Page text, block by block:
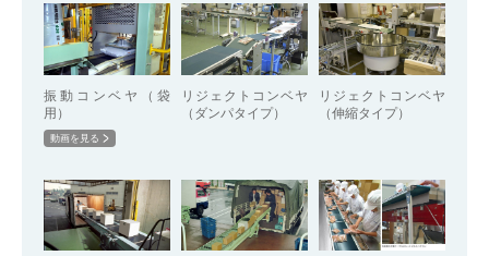
振動コンベヤ（袋
用）
動画を見る
リジェクトコンベヤ
（ダンパタイプ）
リジェクトコンベヤ
（伸縮タイプ）